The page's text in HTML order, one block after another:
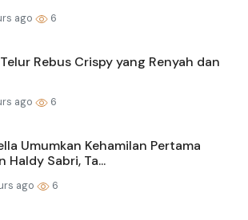
ago 6
Rebus Crispy yang Renyah dan
ago 6
Umumkan Kehamilan Pertama
Haldy Sabri, Ta...
ago 6